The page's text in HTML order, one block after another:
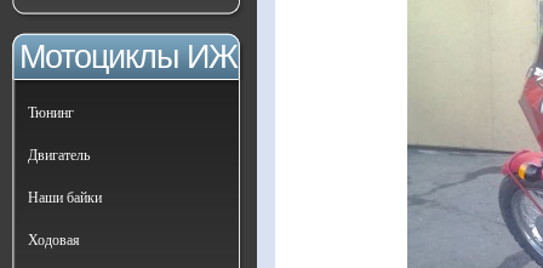
Мотоциклы ИЖ
Тюнинг
Двигатель
Наши байки
Ходовая